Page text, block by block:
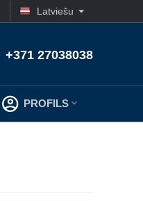
Latviešu
+371 27038038
PROFILS